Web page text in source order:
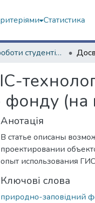
Статистика
Наукові роботи студентів та аспірантів. Факультет геології, географіії, рекреації і туризму
Анотація
В статье описаны
проектировании
опыт использования
Ключові слова
природно-заповідний